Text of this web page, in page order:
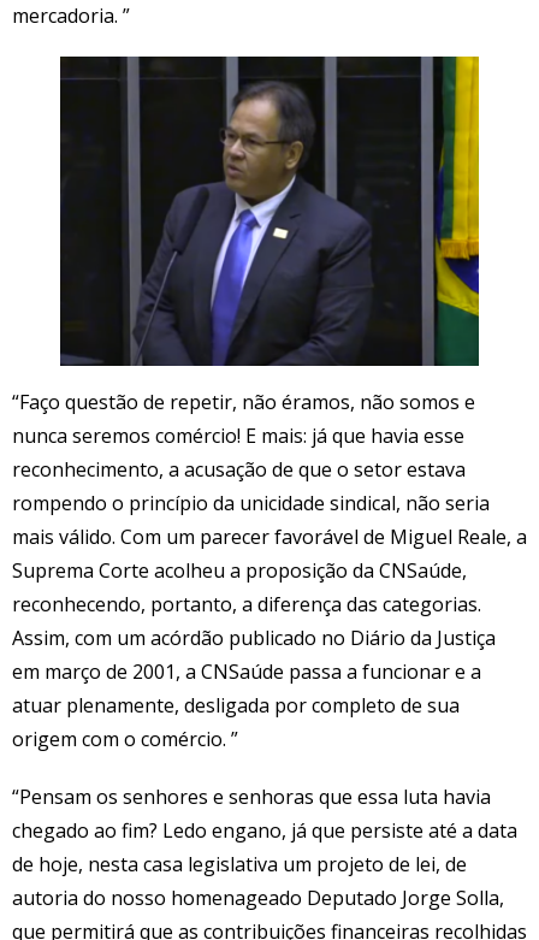
mercadoria. ”
“Faço questão de repetir, não éramos, não somos e
nunca seremos comércio! E mais: já que havia esse
reconhecimento, a acusação de que o setor estava
rompendo o princípio da unicidade sindical, não seria
mais válido. Com um parecer favorável de Miguel Reale, a
Suprema Corte acolheu a proposição da CNSaúde,
reconhecendo, portanto, a diferença das categorias.
Assim, com um acórdão publicado no Diário da Justiça
em março de 2001, a CNSaúde passa a funcionar e a
atuar plenamente, desligada por completo de sua
origem com o comércio. ”
“Pensam os senhores e senhoras que essa luta havia
chegado ao fim? Ledo engano, já que persiste até a data
de hoje, nesta casa legislativa um projeto de lei, de
autoria do nosso homenageado Deputado Jorge Solla,
que permitirá que as contribuições financeiras recolhidas